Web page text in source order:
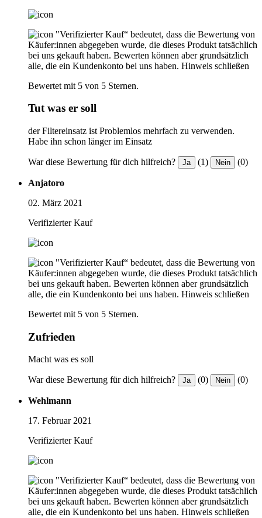
"Verifizierter Kauf“ bedeutet, dass die Bewertung von
Käufer:innen abgegeben wurde, die dieses Produkt tatsächlich
bei uns gekauft haben. Bewerten können aber grundsätzlich
alle, die ein Kundenkonto bei uns haben. Hinweis schließen
Bewertet mit 5 von 5 Sternen.
Tut was er soll
der Filtereinsatz ist Problemlos mehrfach zu verwenden.
Habe ihn schon länger im Einsatz
War diese Bewertung für dich hilfreich? Ja (1) Nein (0)
Anjatoro
02. März 2021
Verifizierter Kauf
"Verifizierter Kauf“ bedeutet, dass die Bewertung von
Käufer:innen abgegeben wurde, die dieses Produkt tatsächlich
bei uns gekauft haben. Bewerten können aber grundsätzlich
alle, die ein Kundenkonto bei uns haben. Hinweis schließen
Bewertet mit 5 von 5 Sternen.
Zufrieden
Macht was es soll
War diese Bewertung für dich hilfreich? Ja (0) Nein (0)
Wehlmann
17. Februar 2021
Verifizierter Kauf
"Verifizierter Kauf“ bedeutet, dass die Bewertung von
Käufer:innen abgegeben wurde, die dieses Produkt tatsächlich
bei uns gekauft haben. Bewerten können aber grundsätzlich
alle, die ein Kundenkonto bei uns haben. Hinweis schließen